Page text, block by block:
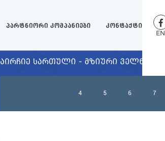
პარტნიორი კომპანიები კონტაქტი
EN
ᲐᲘᲠᲩᲘᲔ ᲡᲐᲠᲗᲣᲚᲘ - ᲛᲖᲘᲣᲠᲘ ᲕᲔᲚᲜᲔᲡᲘ
4 5 6 7